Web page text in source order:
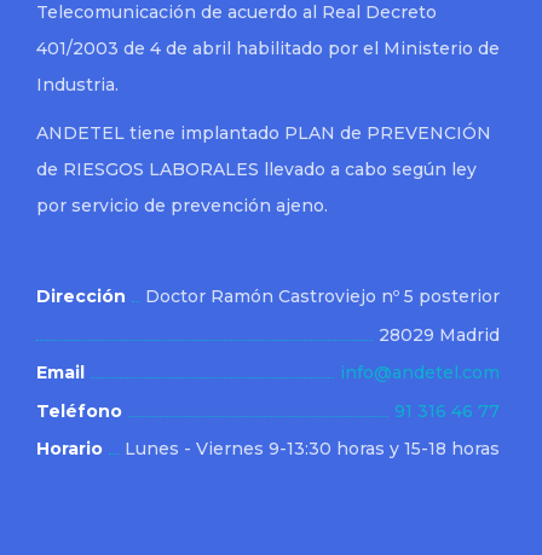
Telecomunicación de acuerdo al Real Decreto
401/2003 de 4 de abril habilitado por el Ministerio de
Industria.
ANDETEL tiene implantado PLAN de PREVENCIÓN
de RIESGOS LABORALES llevado a cabo según ley
por servicio de prevención ajeno.
Dirección
Doctor Ramón Castroviejo nº 5 posterior
28029 Madrid
Email
info@andetel.com
Teléfono
91 316 46 77
Horario
Lunes - Viernes 9-13:30 horas y 15-18 horas